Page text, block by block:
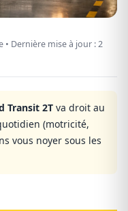
Dernière mise à jour :2
Transit 2T va droit au
(motricité,
vous noyer sous les